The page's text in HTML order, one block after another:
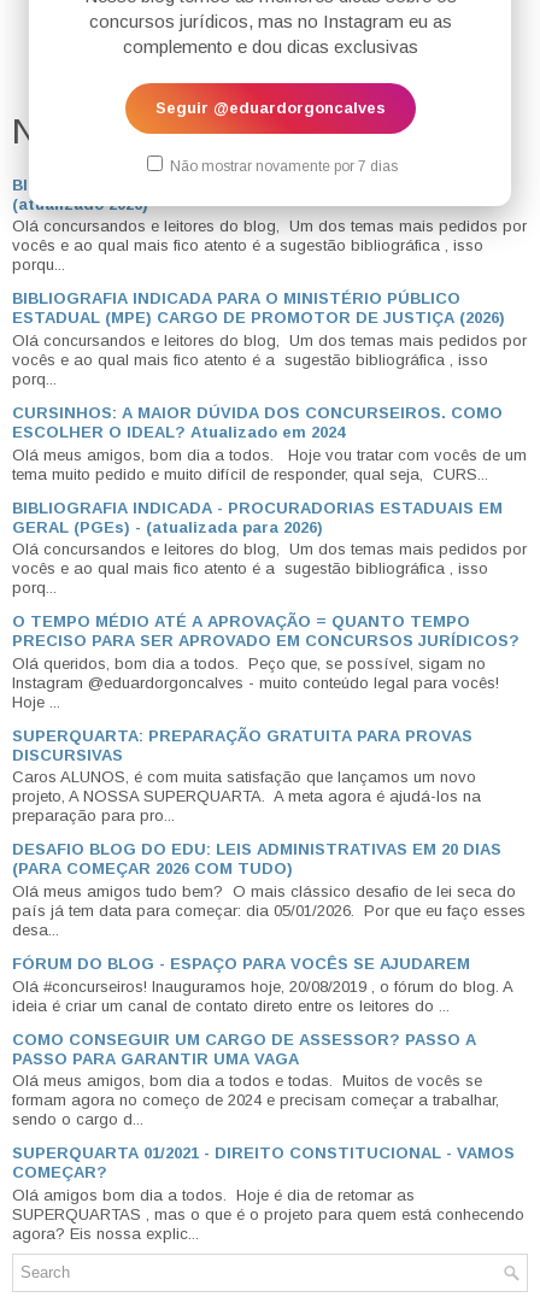
concursos jurídicos, mas no Instagram eu as
complemento e dou dicas exclusivas
Seguir @eduardorgoncalves
Não mostrar novamente por 7 dias
GOSTOU DO SITE? ENTÃO NÃO DEIXE DE NOS SEGUIR NO
INSTAGRAM
EDUARDO R GONCALVES
.
NÃO DEIXE DE LER!
BIBLIOGRAFIA INDICADA PARA MAGISTRATURA ESTADUAL
(atualizado 2026)
Olá concursandos e leitores do blog, Um dos temas mais pedidos por
vocês e ao qual mais fico atento é a sugestão bibliográfica , isso
porqu...
BIBLIOGRAFIA INDICADA PARA O MINISTÉRIO PÚBLICO
ESTADUAL (MPE) CARGO DE PROMOTOR DE JUSTIÇA (2026)
Olá concursandos e leitores do blog, Um dos temas mais pedidos por
vocês e ao qual mais fico atento é a sugestão bibliográfica , isso
porq...
CURSINHOS: A MAIOR DÚVIDA DOS CONCURSEIROS. COMO
ESCOLHER O IDEAL? Atualizado em 2024
Olá meus amigos, bom dia a todos. Hoje vou tratar com vocês de um
tema muito pedido e muito difícil de responder, qual seja, CURS...
BIBLIOGRAFIA INDICADA - PROCURADORIAS ESTADUAIS EM
GERAL (PGEs) - (atualizada para 2026)
Olá concursandos e leitores do blog, Um dos temas mais pedidos por
vocês e ao qual mais fico atento é a sugestão bibliográfica , isso
porq...
O TEMPO MÉDIO ATÉ A APROVAÇÃO = QUANTO TEMPO
PRECISO PARA SER APROVADO EM CONCURSOS JURÍDICOS?
Olá queridos, bom dia a todos. Peço que, se possível, sigam no
Instagram @eduardorgoncalves - muito conteúdo legal para vocês!
Hoje ...
SUPERQUARTA: PREPARAÇÃO GRATUITA PARA PROVAS
DISCURSIVAS
Caros ALUNOS, é com muita satisfação que lançamos um novo
projeto, A NOSSA SUPERQUARTA. A meta agora é ajudá-los na
preparação para pro...
DESAFIO BLOG DO EDU: LEIS ADMINISTRATIVAS EM 20 DIAS
(PARA COMEÇAR 2026 COM TUDO)
Olá meus amigos tudo bem? O mais clássico desafio de lei seca do
país já tem data para começar: dia 05/01/2026. Por que eu faço esses
desa...
FÓRUM DO BLOG - ESPAÇO PARA VOCÊS SE AJUDAREM
Olá #concurseiros! Inauguramos hoje, 20/08/2019 , o fórum do blog. A
ideia é criar um canal de contato direto entre os leitores do ...
COMO CONSEGUIR UM CARGO DE ASSESSOR? PASSO A
PASSO PARA GARANTIR UMA VAGA
Olá meus amigos, bom dia a todos e todas. Muitos de vocês se
formam agora no começo de 2024 e precisam começar a trabalhar,
sendo o cargo d...
SUPERQUARTA 01/2021 - DIREITO CONSTITUCIONAL - VAMOS
COMEÇAR?
Olá amigos bom dia a todos. Hoje é dia de retomar as
SUPERQUARTAS , mas o que é o projeto para quem está conhecendo
agora? Eis nossa explic...